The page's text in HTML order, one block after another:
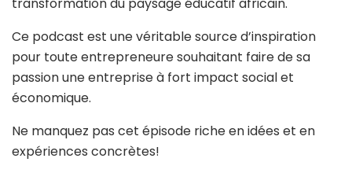
Ce podcast est une véritable source d’inspiration
pour toute entrepreneure souhaitant faire de sa
passion une entreprise à fort impact social et
économique.
Ne manquez pas cet épisode riche enidées et en
expériences concrètes!